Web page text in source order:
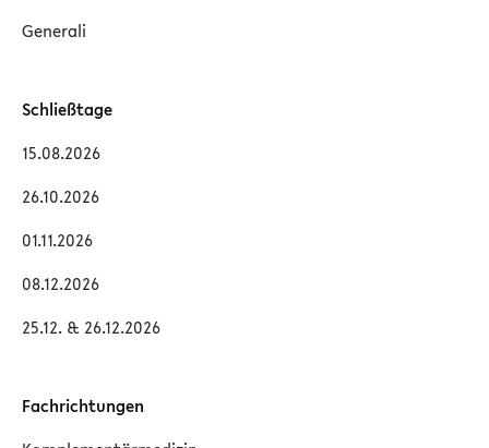
Generali
Schließtage
15.08.2026
26.10.2026
01.11.2026
08.12.2026
25.12. & 26.12.2026
Fachrichtungen